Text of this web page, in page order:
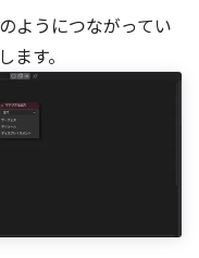
ようにつながってい
す。